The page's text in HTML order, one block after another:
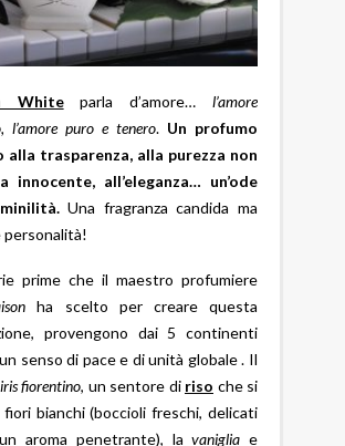
White parla d’amore…l’amore
l’amore puro e tenero. Un profumo
alla trasparenza, alla purezza non
innocente, all’eleganza… un’ode
Una fragranza candida ma
prime che il maestro profumiere
ha scelto per creare questa
provengono dai 5 continenti
senso di pace e di unità globale . Il
iris fiorentino, un sentore di riso che si
bianchi (boccioli freschi, delicati
aroma penetrante), lavaniglia e